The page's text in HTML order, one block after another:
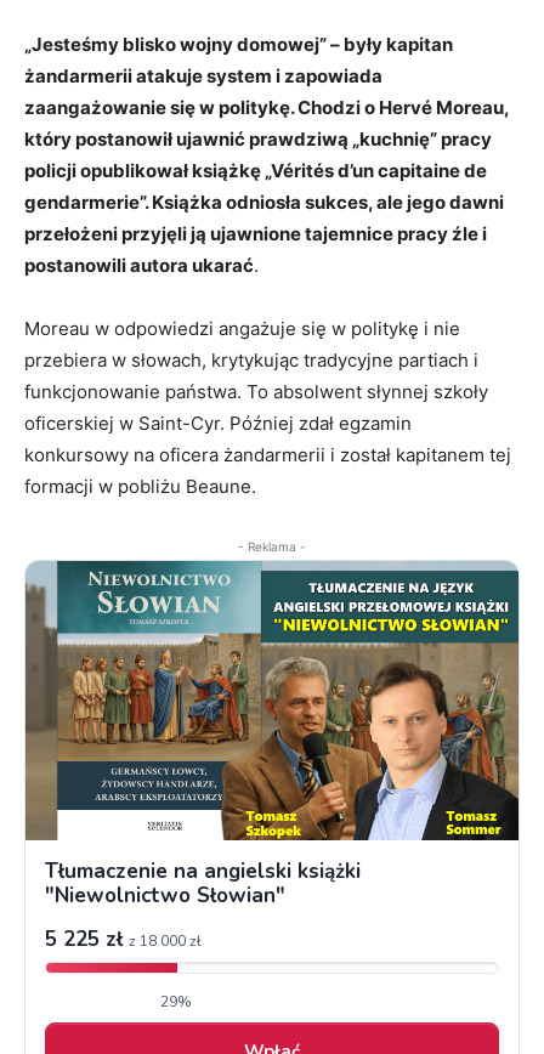
„Jesteśmy blisko wojny domowej” – były kapitan
żandarmerii atakuje system i zapowiada
zaangażowanie się w politykę. Chodzi o Hervé Moreau,
który postanowił ujawnić prawdziwą „kuchnię” pracy
policji opublikował książkę „Vérités d’un capitaine de
gendarmerie”. Książka odniosła sukces, ale jego dawni
przełożeni przyjęli ją ujawnione tajemnice pracy źle i
postanowili autora ukarać.
Moreau w odpowiedzi angażuje się w politykę i nie
przebiera w słowach, krytykując tradycyjne partiach i
funkcjonowanie państwa. To absolwent słynnej szkoły
oficerskiej w Saint-Cyr. Później zdał egzamin
konkursowy na oficera żandarmerii i został kapitanem tej
formacji w pobliżu Beaune.
- Reklama -